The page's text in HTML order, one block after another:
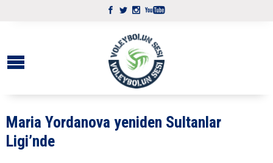
Maria Yordanova yeniden Sultanlar
Ligi’nde